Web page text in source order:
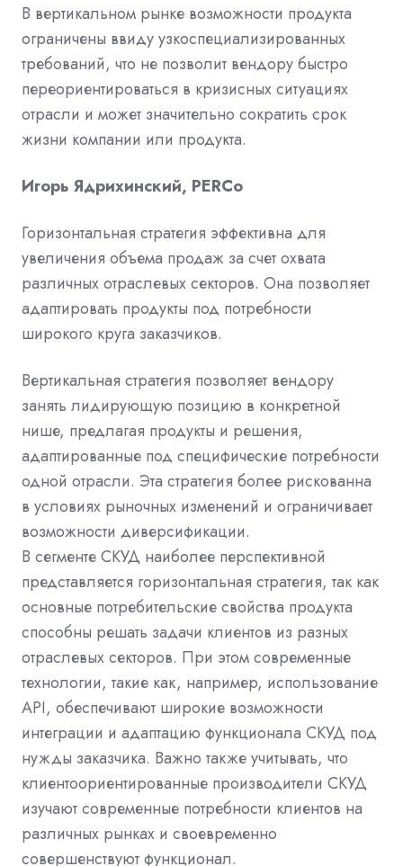
В вертикальном рынке возможности продукта
ограничены ввиду узкоспециализированных
требований, что не позволит вендору быстро
переориентироваться в кризисных ситуациях
отрасли и может значительно сократить срок
жизни компании или продукта.
Игорь Ядрихинский, PERCo
Горизонтальная стратегия эффективна для
увеличения объема продаж за счет охвата
различных отраслевых секторов. Она позволяет
адаптировать продукты под потребности
широкого круга заказчиков.
Вертикальная стратегия позволяет вендору
занять лидирующую позицию в конкретной
нише, предлагая продукты и решения,
адаптированные под специфические потребности
одной отрасли. Эта стратегия более рискованна
в условиях рыночных изменений и ограничивает
возможности диверсификации.
В сегменте СКУД наиболее перспективной
представляется горизонтальная стратегия, так как
основные потребительские свойства продукта
способны решать задачи клиентов из разных
отраслевых секторов. При этом современные
технологии, такие как, например, использование
API, обеспечивают широкие возможности
интеграции и адаптацию функционала СКУД под
нужды заказчика. Важно также учитывать, что
клиентоориентированные производители СКУД
изучают современные потребности клиентов на
различных рынках и своевременно
совершенствуют функционал.